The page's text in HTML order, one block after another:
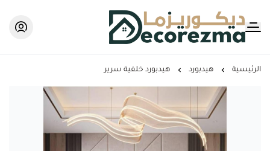
Decorezma
الرئيسية هيدبورد هيدبورد خلفية سرير